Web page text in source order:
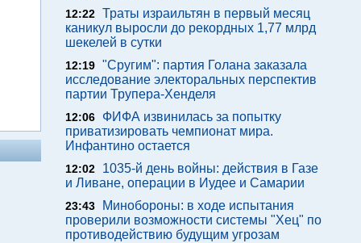
12:22 Траты израильтян в первый месяц
каникул выросли до рекордных 1,77 млрд
шекелей в сутки
12:19 "Сругим": партия Голана заказала
исследование электоральных перспектив
партии Трупера-Хенделя
12:06
ФИФА извинилась за попытку
приватизировать чемпионат мира.
Инфантино остается
12:02
1035-й день войны: действия в Газе
и Ливане, операции в Иудее и Самарии
23:43
Минобороны: в ходе испытания
проверили возможности системы "Хец" по
противодействию будущим угрозам